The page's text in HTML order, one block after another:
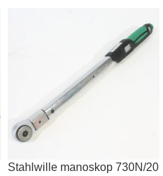
Stahlwille manoskop 730N/20